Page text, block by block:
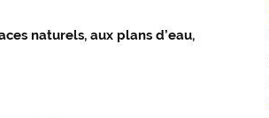
naturels, aux plans d’eau,